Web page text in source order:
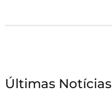
Últimas Notícias